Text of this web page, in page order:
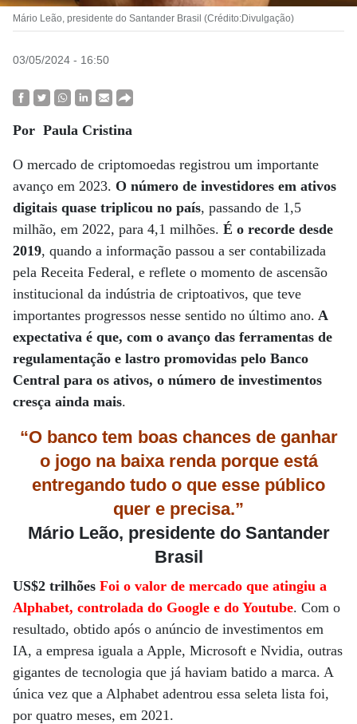
Mário Leão, presidente do Santander Brasil (Crédito:Divulgação)
03/05/2024 - 16:50
Por Paula Cristina
O mercado de criptomoedas registrou um importante
avanço em 2023. O número de investidores em ativos
digitais quase triplicou no país, passando de 1,5
milhão, em 2022, para 4,1 milhões. É o recorde desde
2019, quando a informação passou a ser contabilizada
pela Receita Federal, e reflete o momento de ascensão
institucional da indústria de criptoativos, que teve
importantes progressos nesse sentido no último ano. A
expectativa é que, com o avanço das ferramentas de
regulamentação e lastro promovidas pelo Banco
Central para os ativos, o número de investimentos
cresça ainda mais.
“O banco tem boas chances de ganhar
o jogo na baixa renda porque está
entregando tudo o que esse público
quer e precisa.”
Mário Leão, presidente do Santander
Brasil
US$2 trilhões Foi o valor de mercado que atingiu a
Alphabet, controlada do Google e do Youtube. Com o
resultado, obtido após o anúncio de investimentos em
IA, a empresa iguala a Apple, Microsoft e Nvidia, outras
gigantes de tecnologia que já haviam batido a marca. A
única vez que a Alphabet adentrou essa seleta lista foi,
por quatro meses, em 2021.